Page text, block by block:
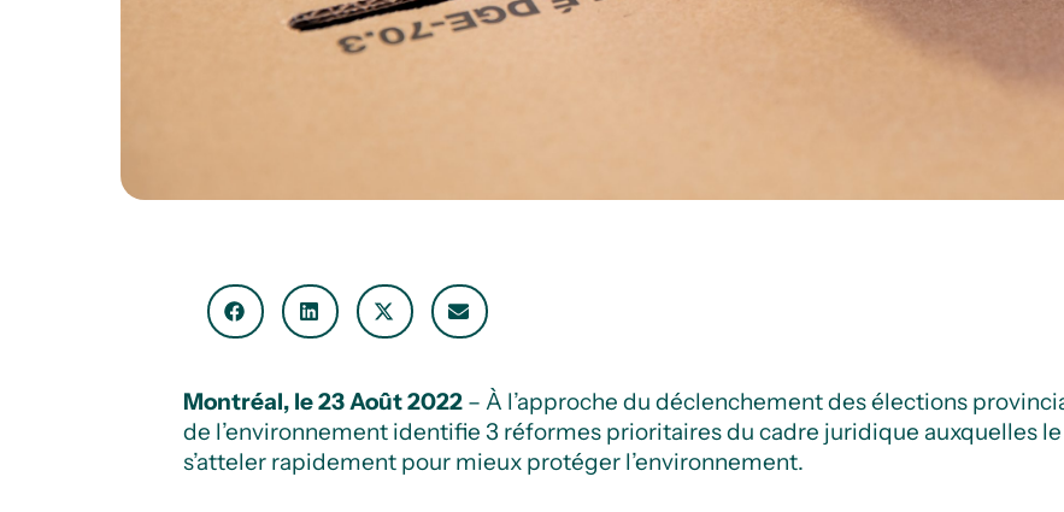
Montréal, le 23 Août 2022 – À l’approche du déclenchement des élections
de l’environnement identifie 3 réformes prioritaires du cadre juridique auxquelles
s’atteler rapidement pour mieux protéger l’environnement.